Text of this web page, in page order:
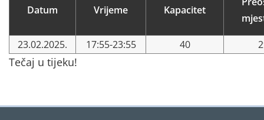
Datum Vrijeme Kapacitet
23.02.2025. 17:55-23:55 40
Tečaj u tijeku!